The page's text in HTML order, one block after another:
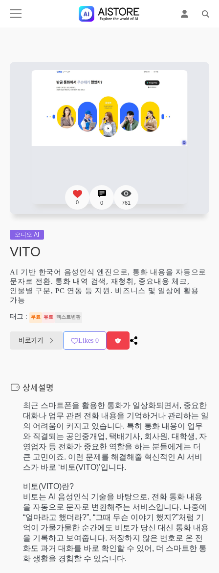
0 0 761
오디오 AI
VITO
AI 기반 한국어 음성인식 엔진으로, 통화 내용을 자동으로
문자로 전환. 통화 내역 검색, 재청취, 중요내용 체크,
인물별 구분, PC 연동 등 지원. 비즈니스 및 일상에 활용
가능
태그 : 무료 유료 텍스트변환
Likes 0
최근 스마트폰을 활용한 통화가 일상화되면서, 중요한
대화나 업무 관련 전화 내용을 기억하거나 관리하는 일
의 어려움이 커지고 있습니다. 특히 통화 내용이 업무
와 직결되는 공인중개업, 택배기사, 회사원, 대학생, 자
영업자 등 전화가 중요한 역할을 하는 분들에게는 더
큰 고민이죠. 이런 문제를 해결해줄 혁신적인 AI 서비
스가 바로 ‘비토(VITO)’입니다.
비토(VITO)란?
비토는 AI 음성인식 기술을 바탕으로, 전화 통화 내용
을 자동으로 문자로 변환해주는 서비스입니다. 나중에
“얼마라고 했더라?”, “그때 무슨 이야기 했지?”처럼 기
억이 가물가물한 순간에도 비토가 당신 대신 통화 내용
을 기록하고 보여줍니다. 저장하지 않은 번호로 온 전
화도 과거 대화를 바로 확인할 수 있어, 더 스마트한 통
화 생활을 경험할 수 있습니다.